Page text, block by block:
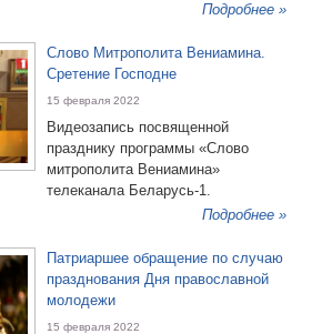
Подробнее »
Слово Митрополита Вениамина.
Сретение Господне
15 февраля 2022
Видеозапись посвященной
празднику программы «Слово
митрополита Вениамина»
телеканала Беларусь-1.
Подробнее »
Патриаршее обращение по случаю
празднования Дня православной
молодежи
15 февраля 2022